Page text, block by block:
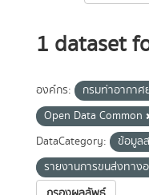
1 dataset
องค์กร: กรมท่าอากาศ
Open Data Common
DataCategory:
ข้อมูล
รายงานการขนส่งทา